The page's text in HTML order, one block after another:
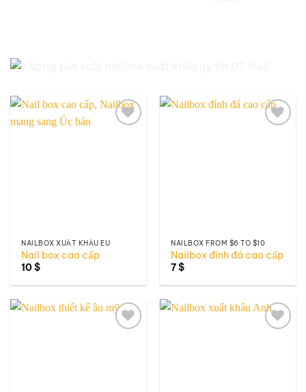
NAILBOX XUẤT KHẨU EU
Nail box cao cấp
10$
NAILBOX FROM $6 TO $10
Nailbox đính đá cao cấp
7$